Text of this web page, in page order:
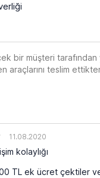
bir müşteri
araçlarını teslim
11.08.2020
kolaylığı
TL ek ücret çektiler ve